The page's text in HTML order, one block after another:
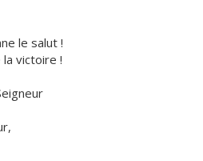
le salut !
la victoire !